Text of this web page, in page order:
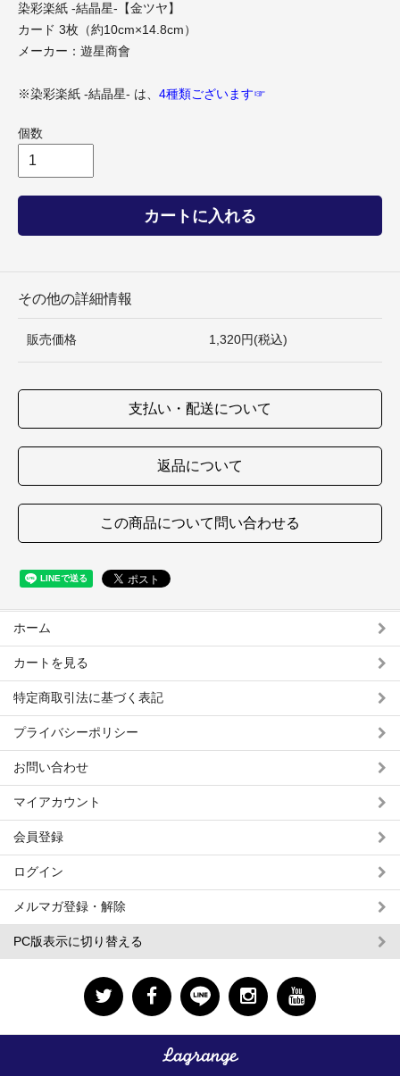
染彩楽紙 -結晶星-【金ツヤ】
カード 3枚（約10cm×14.8cm）
メーカー：遊星商會
※染彩楽紙 -結晶星- は、 4種類ございます☞
個数
カートに入れる
その他の詳細情報
販売価格 1,320円(税込)
支払い・配送について
返品について
この商品について問い合わせる
ホーム
カートを見る
特定商取引法に基づく表記
プライバシーポリシー
お問い合わせ
マイアカウント
会員登録
ログイン
メルマガ登録・解除
PC版表示に切り替える